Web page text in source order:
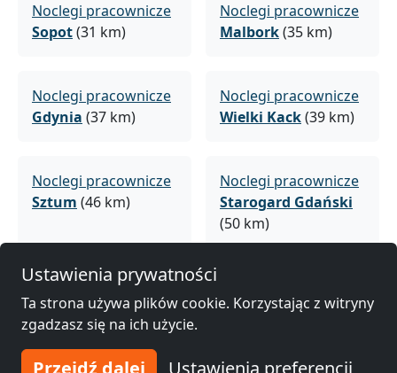
Noclegi pracownicze
Sopot(31 km)
Noclegi pracownicze
Malbork(35 km)
Noclegi pracownicze
Gdynia (37 km)
Noclegi pracownicze
Wielki Kack(39 km)
Noclegi pracownicze
Sztum (46 km)
Noclegi pracownicze
Starogard Gdański
(50 km)
Noclegi pracownicze
Rumia(52 km)
Reda(57 km)
Ustawienia prywatności
Ta strona używa plików cookie. Korzystając z witryny
zgadzasz się na ich użycie.
Przejdź dalej Ustawienia preferencji